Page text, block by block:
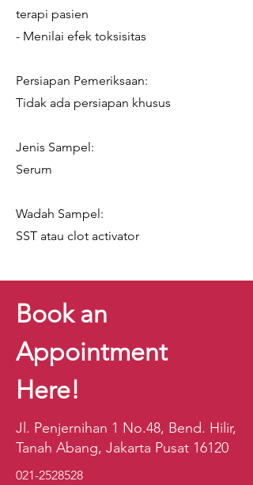
terapi pasien
- Menilai efek toksisitas
Persiapan Pemeriksaan:
Tidak ada persiapan khusus
Jenis Sampel:
Serum
Wadah Sampel:
SST atau clot activator
Book an
Appointment
Here!
Jl. Penjernihan 1 No.48, Bend. Hilir,
Tanah Abang, Jakarta Pusat 16120
021-2528528